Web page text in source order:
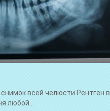
всей челюсти Рентген в
любой...